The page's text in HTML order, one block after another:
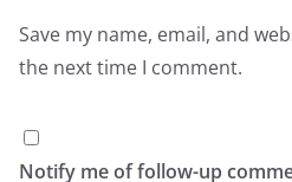
Save my name, email, and
the next time I comment.
Notify me of follow-up